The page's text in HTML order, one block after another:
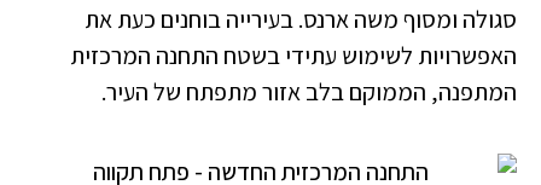
סגולה ומסוף משה ארנס. בעירייה בוחנים כעת את
האפשרויות לשימוש עתידי בשטח התחנה המרכזית
המתפנה, הממוקם בלב אזור מתפתח של העיר.